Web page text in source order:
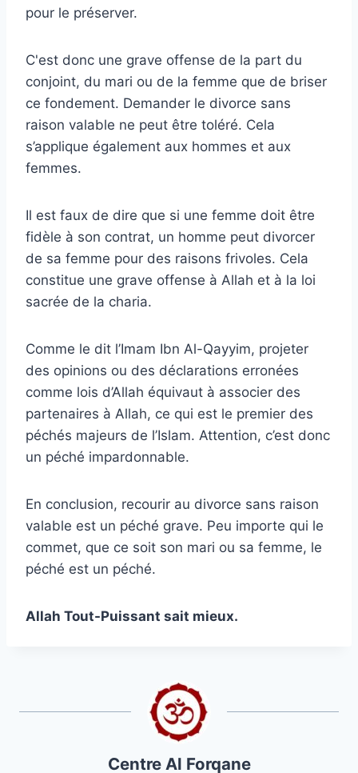
pour le préserver.
C'est donc une grave offense de la part du
conjoint, du mari ou de la femme que de briser
ce fondement. Demander le divorce sans
raison valable ne peut être toléré. Cela
s’applique également aux hommes et aux
femmes.
Il est faux de dire que si une femme doit être
fidèle à son contrat, un homme peut divorcer
de sa femme pour des raisons frivoles. Cela
constitue une grave offense à Allah et à la loi
sacrée de la charia.
Comme le dit l’Imam Ibn Al-Qayyim, projeter
des opinions ou des déclarations erronées
comme lois d’Allah équivaut à associer des
partenaires à Allah, ce qui est le premier des
péchés majeurs de l’Islam. Attention, c’est donc
un péché impardonnable.
En conclusion, recourir au divorce sans raison
valable est un péché grave. Peu importe qui le
commet, que ce soit son mari ou sa femme, le
péché est un péché.
Allah Tout-Puissant sait mieux.
Centre Al Forqane